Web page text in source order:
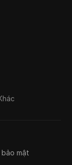
bảo mật